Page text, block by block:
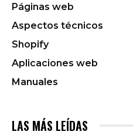
Páginas web
Aspectos técnicos
Shopify
Aplicaciones web
Manuales
LAS MÁS LEÍDAS